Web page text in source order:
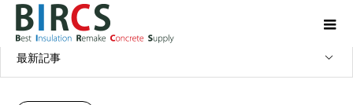
コラム コンクリート・コラム
最新記事